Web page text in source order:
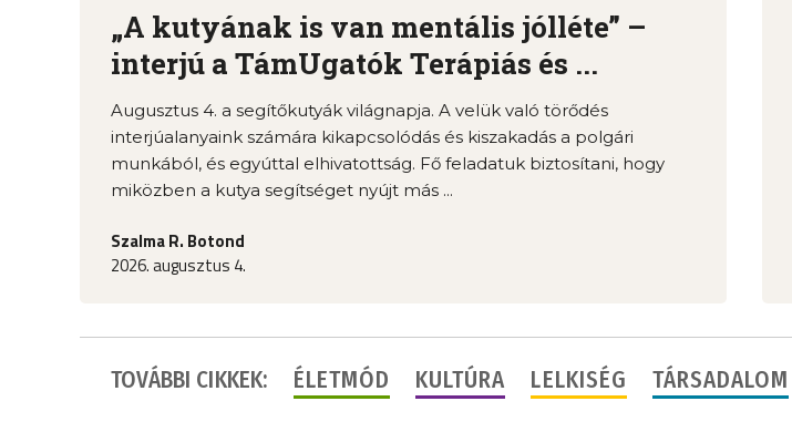
„A kutyának is van mentális jólléte” –
interjú a TámUgatók Terápiás és ...
Augusztus 4. a segítőkutyák világnapja. A velük való törődés
interjúalanyaink számára kikapcsolódás és kiszakadás a polgári
munkából, és egyúttal elhivatottság. Fő feladatuk biztosítani, hogy
miközben a kutya segítséget nyújt más ...
Szalma R. Botond
2026. augusztus 4.
TOVÁBBI CIKKEK: ÉLETMÓD KULTÚRA LELKISÉG TÁRSADALOM